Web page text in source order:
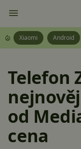
Xiaomi Android
Telefon
od
cena